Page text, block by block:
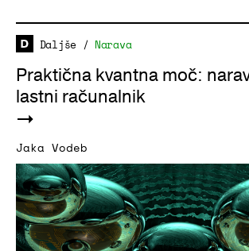
Daljše / Narava
Praktična kvantna moč:
lastni računalnik
Jaka Vodeb